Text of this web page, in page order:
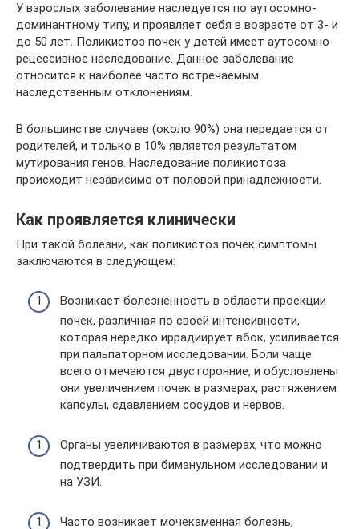
У взрослых заболевание наследуется по аутосомно-
доминантному типу, и проявляет себя в возрасте от 3- и
до 50 лет. Поликистоз почек у детей имеет аутосомно-
рецессивное наследование. Данное заболевание
относится к наиболее часто встречаемым
наследственным отклонениям.
В большинстве случаев (около 90%) она передается от
родителей, и только в 10% является результатом
мутирования генов. Наследование поликистоза
происходит независимо от половой принадлежности.
Как проявляется клинически
При такой болезни, как поликистоз почек симптомы
заключаются в следующем:
Возникает болезненность в области проекции
почек, различная по своей интенсивности,
которая нередко иррадиирует вбок, усиливается
при пальпаторном исследовании. Боли чаще
всего отмечаются двусторонние, и обусловлены
они увеличением почек в размерах, растяжением
капсулы, сдавлением сосудов и нервов.
Органы увеличиваются в размерах, что можно
подтвердить при биманульном исследовании и
на УЗИ.
Часто возникает мочекаменная болезнь,